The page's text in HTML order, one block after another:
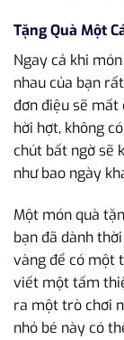
Tặng Quà Một
Ngay cả khi món
nhau của bạn
đơn điệu sẽ mất
hời hợt, không
chút bất ngờ sẽ
như bao ngày
Một món quà
bạn đã dành
vàng để có một
viết một tấm
ra một trò chơi
nhỏ bé này có